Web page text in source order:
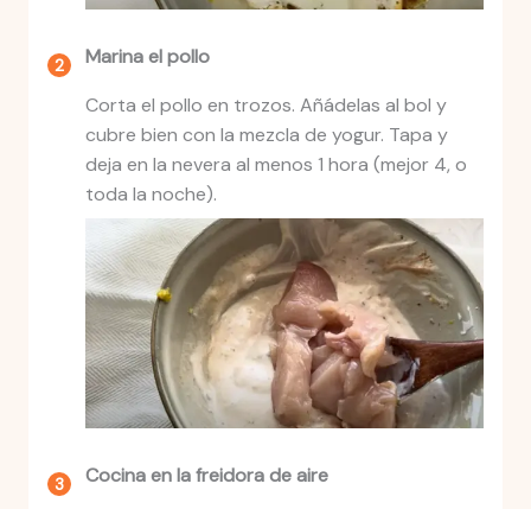
Marina el pollo
Corta el pollo en trozos. Añádelas al bol y
cubre bien con la mezcla de yogur. Tapa y
deja en la nevera al menos 1 hora (mejor 4, o
toda la noche).
Cocina en la freidora de aire